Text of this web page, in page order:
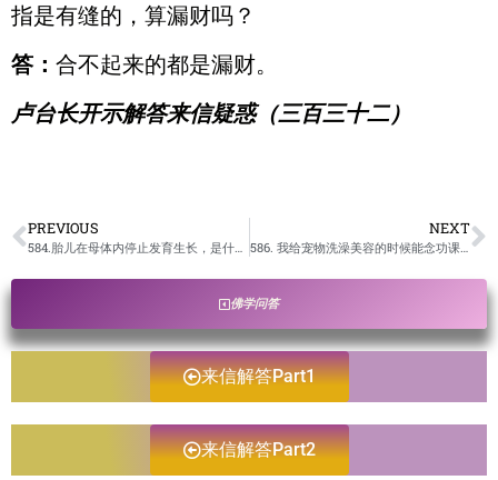
指是有缝的，算漏财吗？
答： 合不起来的都是漏财。
卢台长开示解答来信疑惑（三百三十二）
PREVIOUS
584.胎儿在母体内停止发育生长，是什么因果？ /卢台长开示解答来信疑惑
NEXT
586. 我给宠物洗澡美容的时候能念功课和小房子吗？/卢台长开示解答来信疑惑
佛学问答
来信解答Part1
来信解答Part2